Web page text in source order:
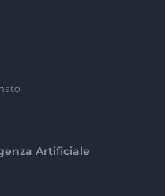
Artificiale